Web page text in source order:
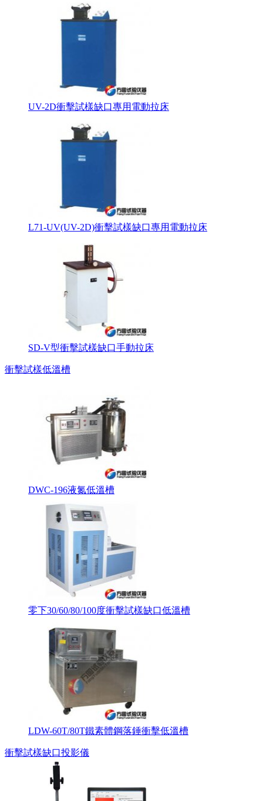
UV-2D衝擊試樣缺口專用電動拉床
L71-UV(UV-2D)衝擊試樣缺口專用電動拉床
SD-V型衝擊試樣缺口手動拉床
衝擊試樣低溫槽
DWC-196液氮低溫槽
零下30/60/80/100度衝擊試樣缺口低溫槽
LDW-60T/80T鐵素體鋼落錘衝擊低溫槽
衝擊試樣缺口投影儀